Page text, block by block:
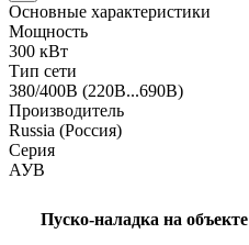
Основные характеристики
Мощность
300 кВт
Тип сети
380/400В (220В...690В)
Производитель
Russia (Россия)
Серия
АУВ
Пуско-наладка на объекте